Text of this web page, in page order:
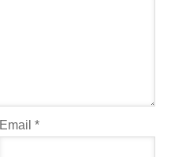
Email*